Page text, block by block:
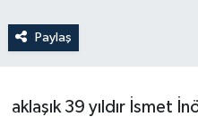
Paylaş
aklaşık 39 yıldır İsmet